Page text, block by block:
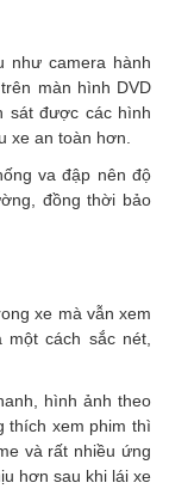
như camera hành
màn hình DVD
sát được các hình
xe an toàn hơn.
va đập nên độ
đồng thời bảo
xe mà vẫn xem
cách sắc nét,
hình ảnh theo
thích xem phim thì
và rất nhiều ứng
hơn sau khi lái xe